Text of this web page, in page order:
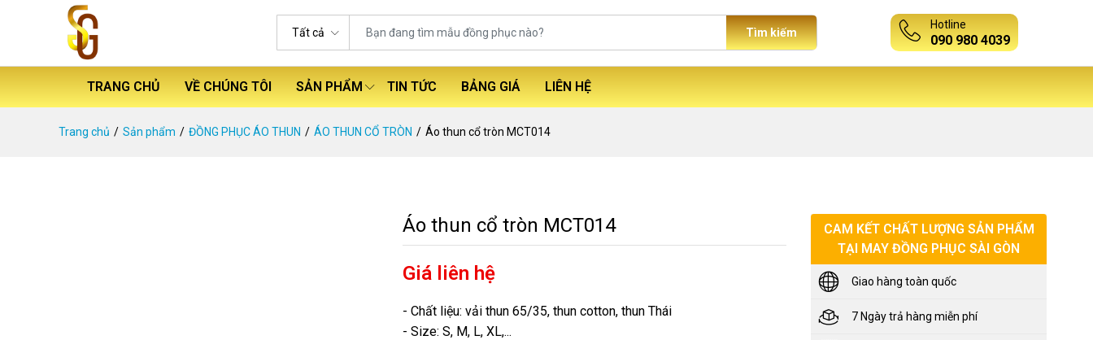
Tất cả Tìm kiếm
Hotline
090 980 4039
TRANG CHỦ VỀ CHÚNG TÔI SẢN PHẨM TIN TỨC BẢNG GIÁ LIÊN HỆ
Trang chủ Sản phẩm ĐỒNG PHỤC ÁO THUN ÁO THUN CỔ TRÒN Áo thun cổ tròn MCT014
Áo thun cổ tròn MCT014
Giá liên hệ
- Chất liệu: vải thun 65/35, thun cotton, thun Thái
- Size: S, M, L, XL,...
CAM KẾT CHẤT LƯỢNG SẢN PHẨM
TẠI MAY ĐỒNG PHỤC SÀI GÒN
Giao hàng toàn quốc
7 Ngày trả hàng miễn phí